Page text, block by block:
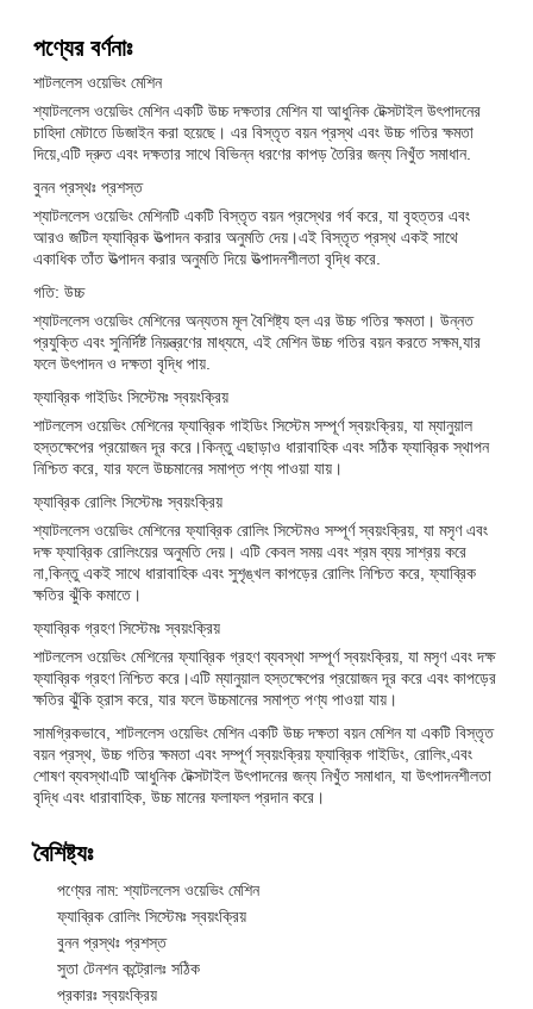
পণ্যের বর্ণনাঃ
শাটললেস ওয়েভিং মেশিন
শ্যাটললেস ওয়েভিং মেশিন একটি উচ্চ দক্ষতার মেশিন যা আধুনিক টেক্সটাইল উৎপাদনের
চাহিদা মেটাতে ডিজাইন করা হয়েছে। এর বিস্তৃত বয়ন প্রস্থ এবং উচ্চ গতির ক্ষমতা
দিয়ে,এটি দ্রুত এবং দক্ষতার সাথে বিভিন্ন ধরণের কাপড় তৈরির জন্য নিখুঁত সমাধান.
বুনন প্রস্থঃ প্রশস্ত
শ্যাটললেস ওয়েভিং মেশিনটি একটি বিস্তৃত বয়ন প্রস্থের গর্ব করে, যা বৃহত্তর এবং
আরও জটিল ফ্যাব্রিক উত্পাদন করার অনুমতি দেয়।এই বিস্তৃত প্রস্থ একই সাথে
একাধিক তাঁত উত্পাদন করার অনুমতি দিয়ে উত্পাদনশীলতা বৃদ্ধি করে.
গতি: উচ্চ
শ্যাটললেস ওয়েভিং মেশিনের অন্যতম মূল বৈশিষ্ট্য হল এর উচ্চ গতির ক্ষমতা। উন্নত
প্রযুক্তি এবং সুনির্দিষ্ট নিয়ন্ত্রণের মাধ্যমে, এই মেশিন উচ্চ গতির বয়ন করতে সক্ষম,যার
ফলে উৎপাদন ও দক্ষতা বৃদ্ধি পায়.
ফ্যাব্রিক গাইডিং সিস্টেমঃ স্বয়ংক্রিয়
শাটললেস ওয়েভিং মেশিনের ফ্যাব্রিক গাইডিং সিস্টেম সম্পূর্ণ স্বয়ংক্রিয়, যা ম্যানুয়াল
হস্তক্ষেপের প্রয়োজন দূর করে।কিন্তু এছাড়াও ধারাবাহিক এবং সঠিক ফ্যাব্রিক স্থাপন
নিশ্চিত করে, যার ফলে উচ্চমানের সমাপ্ত পণ্য পাওয়া যায়।
ফ্যাব্রিক রোলিং সিস্টেমঃ স্বয়ংক্রিয়
শ্যাটললেস ওয়েভিং মেশিনের ফ্যাব্রিক রোলিং সিস্টেমও সম্পূর্ণ স্বয়ংক্রিয়, যা মসৃণ এবং
দক্ষ ফ্যাব্রিক রোলিংয়ের অনুমতি দেয়। এটি কেবল সময় এবং শ্রম ব্যয় সাশ্রয় করে
না,কিন্তু একই সাথে ধারাবাহিক এবং সুশৃঙ্খল কাপড়ের রোলিং নিশ্চিত করে, ফ্যাব্রিক
ক্ষতির ঝুঁকি কমাতে।
ফ্যাব্রিক গ্রহণ সিস্টেমঃ স্বয়ংক্রিয়
শাটললেস ওয়েভিং মেশিনের ফ্যাব্রিক গ্রহণ ব্যবস্থা সম্পূর্ণ স্বয়ংক্রিয়, যা মসৃণ এবং দক্ষ
ফ্যাব্রিক গ্রহণ নিশ্চিত করে।এটি ম্যানুয়াল হস্তক্ষেপের প্রয়োজন দূর করে এবং কাপড়ের
ক্ষতির ঝুঁকি হ্রাস করে, যার ফলে উচ্চমানের সমাপ্ত পণ্য পাওয়া যায়।
সামগ্রিকভাবে, শাটললেস ওয়েভিং মেশিন একটি উচ্চ দক্ষতা বয়ন মেশিন যা একটি বিস্তৃত
বয়ন প্রস্থ, উচ্চ গতির ক্ষমতা এবং সম্পূর্ণ স্বয়ংক্রিয় ফ্যাব্রিক গাইডিং, রোলিং,এবং
শোষণ ব্যবস্থাএটি আধুনিক টেক্সটাইল উৎপাদনের জন্য নিখুঁত সমাধান, যা উৎপাদনশীলতা
বৃদ্ধি এবং ধারাবাহিক, উচ্চ মানের ফলাফল প্রদান করে।
বৈশিষ্ট্যঃ
পণ্যের নাম: শ্যাটললেস ওয়েভিং মেশিন
ফ্যাব্রিক রোলিং সিস্টেমঃ স্বয়ংক্রিয়
বুনন প্রস্থঃ প্রশস্ত
সুতা টেনশন কন্ট্রোলঃ সঠিক
প্রকারঃ স্বয়ংক্রিয়